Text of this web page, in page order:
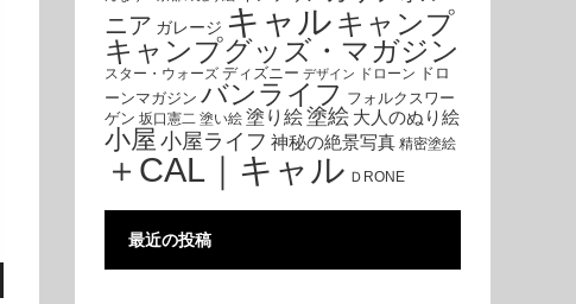
ニア ガレージ キャル キャンプ
キャンプグッズ・マガジン
スター・ウォーズ ディズニー デザイン ドローン ドロ
ーンマガジン バンライフ フォルクスワー
ゲン 坂口憲二 塗い絵 塗り絵塗絵 大人のぬり絵
小屋 小屋ライフ 神秘の絶景写真 精密塗絵
＋CAL｜キャル ＤRONE
最近の投稿